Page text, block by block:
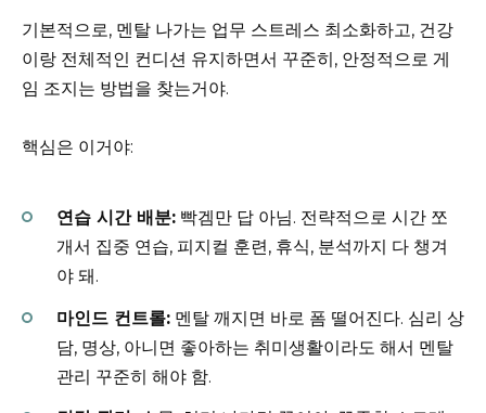
기본적으로, 멘탈 나가는 업무 스트레스 최소화하고, 건강
이랑 전체적인 컨디션 유지하면서 꾸준히, 안정적으로 게
임 조지는 방법을 찾는거야.
핵심은 이거야:
연습 시간 배분: 빡겜만 답 아님. 전략적으로 시간 쪼
개서 집중 연습, 피지컬 훈련, 휴식, 분석까지 다 챙겨
야 돼.
마인드 컨트롤: 멘탈 깨지면 바로 폼 떨어진다. 심리 상
담, 명상, 아니면 좋아하는 취미생활이라도 해서 멘탈
관리 꾸준히 해야 함.